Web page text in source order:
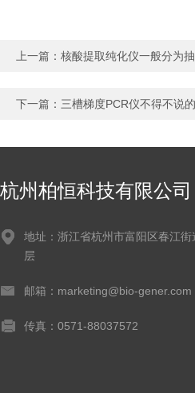
上一篇： 核酸提取纯化仪一般分为
下一篇： 三槽梯度PCR仪不得不说
杭州柏恒科技有限公司
地址：浙江省杭州市富阳区春江
层
邮箱：marketing@bio-gener.com
传真：0571-88037572